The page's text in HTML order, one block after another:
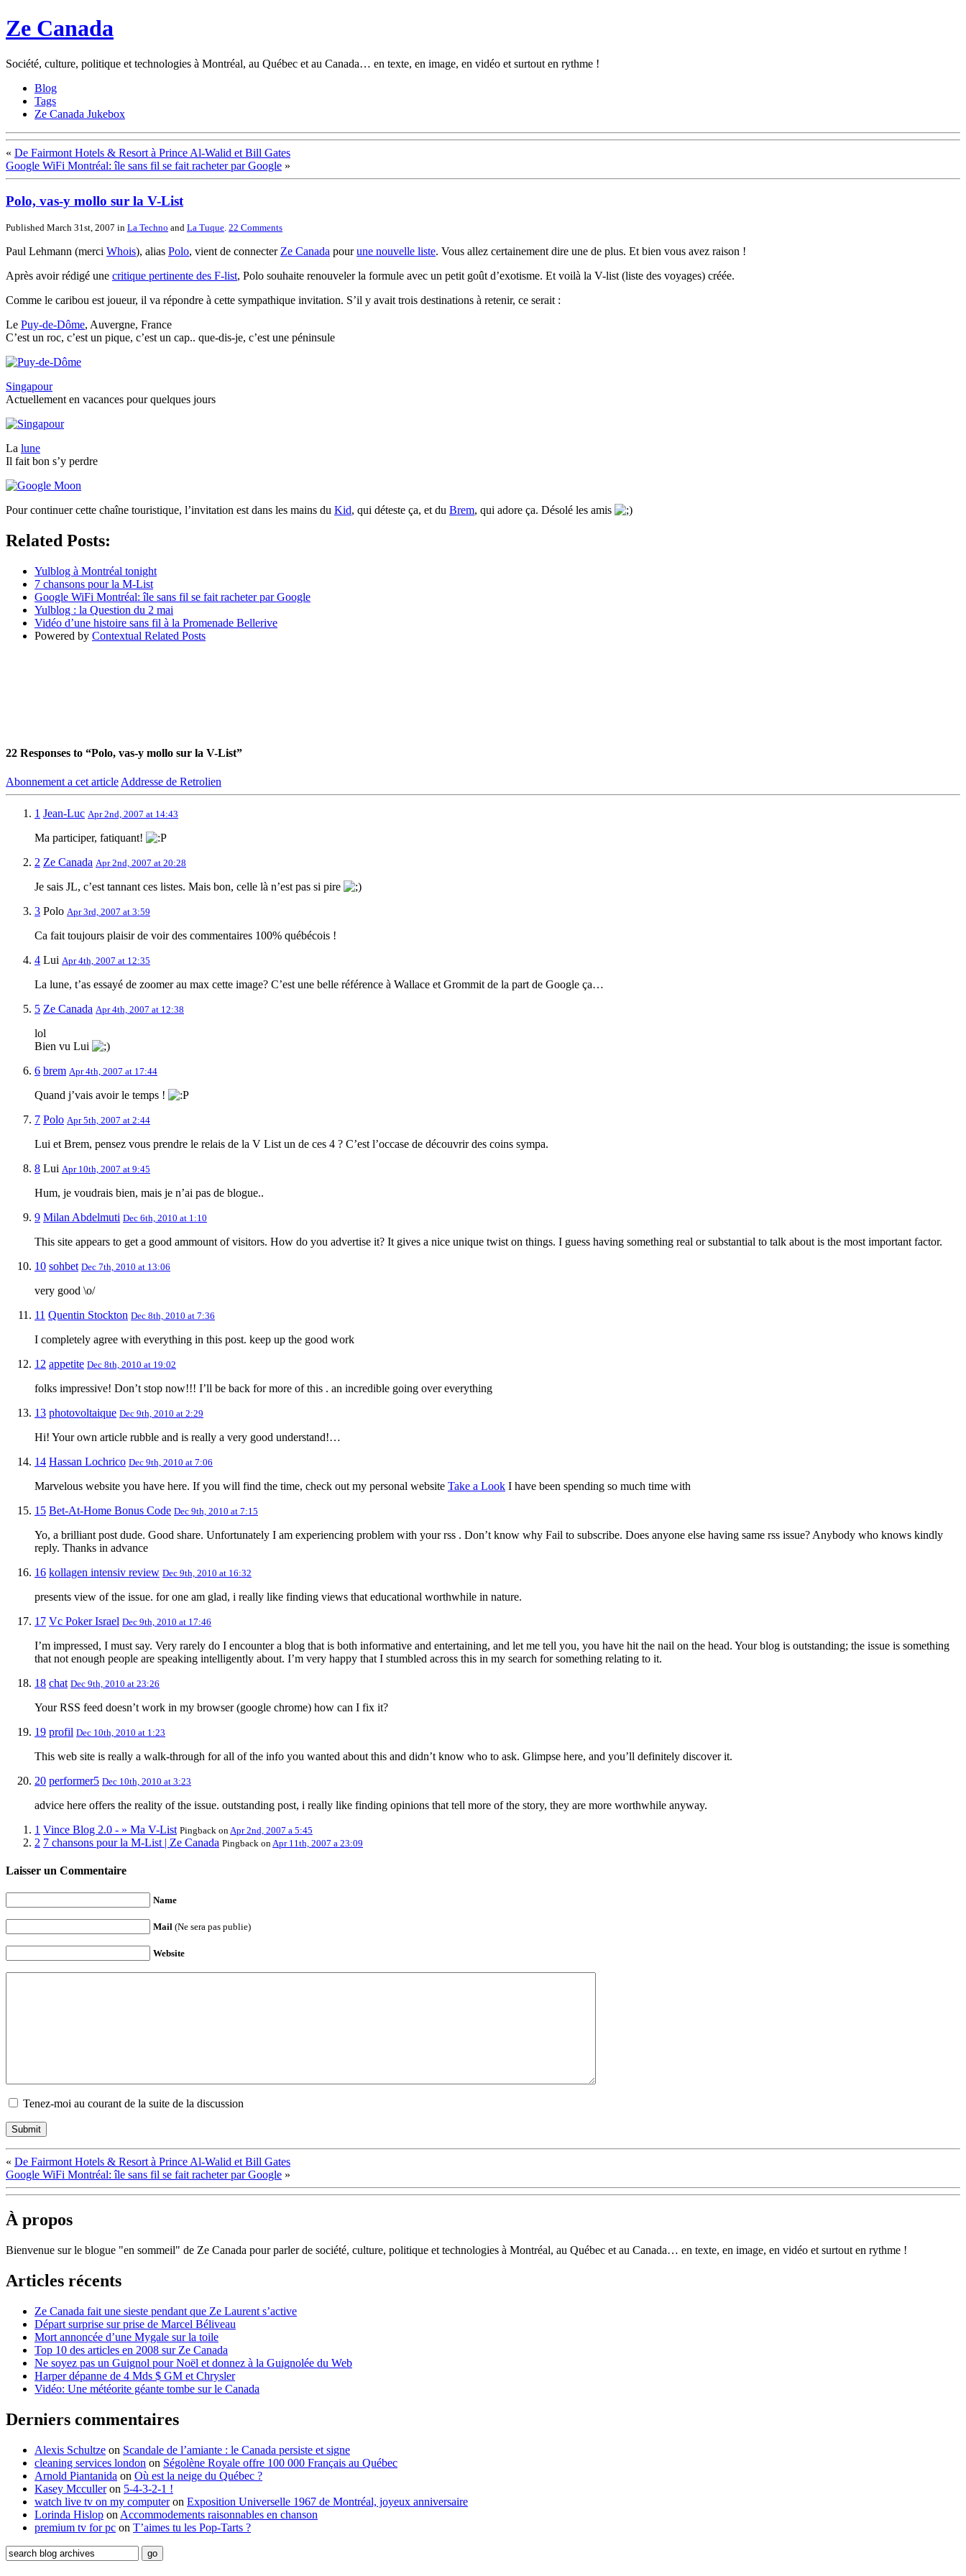
Ze Canada
Société, culture, politique et technologies à Montréal, au Québec et au Canada… en texte, en image, en vidéo et surtout en rythme !
Blog
Tags
Ze Canada Jukebox
« De Fairmont Hotels & Resort à Prince Al-Walid et Bill Gates
Google WiFi Montréal: île sans fil se fait racheter par Google »
Polo, vas-y mollo sur la V-List
Published March 31st, 2007 in La Techno and La Tuque. 22 Comments
Paul Lehmann (merci Whois), alias Polo, vient de connecter Ze Canada pourune nouvelle liste. Vous allez certainement dire une de plus. Et bien vous avez raison !
Après avoir rédigé une critique pertinente des F-list, Polo souhaite renouveler la formule avec un petit goût d’exotisme. Et voilà la V-list (liste des voyages) créée.
Comme le caribou est joueur, il va répondre à cette sympathique invitation. S’il y avait trois destinations à retenir, ce serait :
Le Puy-de-Dôme, Auvergne, France
C’est un roc, c’est un pique, c’est un cap.. que-dis-je, c’est une péninsule
Singapour
Actuellement en vacances pour quelques jours
La lune
Il fait bon s’y perdre
Pour continuer cette chaîne touristique, l’invitation est dans les mains du Kid, qui déteste ça, et du Brem, qui adore ça. Désolé les amis
Related Posts:
Yulblog à Montréal tonight
7 chansons pour la M-List
Google WiFi Montréal: île sans fil se fait racheter par Google
Yulblog : la Question du 2 mai
Vidéo d’une histoire sans fil à la Promenade Bellerive
Powered by Contextual Related Posts
22 Responses to “Polo, vas-y mollo sur la V-List”
Abonnement a cet article Addresse de Retrolien
1 Jean-Luc Apr 2nd, 2007 at 14:43
Ma participer, fatiquant!
2 Ze Canada Apr 2nd, 2007 at 20:28
Je sais JL, c’est tannant ces listes. Mais bon, celle là n’est pas si pire
3 Polo Apr 3rd, 2007 at 3:59
Ca fait toujours plaisir de voir des commentaires 100% québécois !
4 Lui Apr 4th, 2007 at 12:35
La lune, t’as essayé de zoomer au max cette image? C’est une belle référence à Wallace et Grommit de la part de Google ça…
5 Ze Canada Apr 4th, 2007 at 12:38
lol
Bien vu Lui
6 brem Apr 4th, 2007 at 17:44
Quand j’vais avoir le temps !
7 Polo Apr 5th, 2007 at 2:44
Lui et Brem, pensez vous prendre le relais de la V List un de ces 4 ? C’est l’occase de découvrir des coins sympa.
8 Lui Apr 10th, 2007 at 9:45
Hum, je voudrais bien, mais je n’ai pas de blogue..
9 Milan Abdelmuti Dec 6th, 2010 at 1:10
This site appears to get a good ammount of visitors. How do you advertise it? It gives a nice unique twist on things. I guess having something real or substantial to talk about is the most important factor.
10 sohbet Dec 7th, 2010 at 13:06
very good \o/
11 Quentin Stockton Dec 8th, 2010 at 7:36
I completely agree with everything in this post. keep up the good work
12 appetite Dec 8th, 2010 at 19:02
folks impressive! Don’t stop now!!! I’ll be back for more of this . an incredible going over everything
13 photovoltaique Dec 9th, 2010 at 2:29
Hi! Your own article rubble and is really a very good understand!…
14 Hassan Lochrico Dec 9th, 2010 at 7:06
Marvelous website you have here. If you will find the time, check out my personal website Take a Look I have been spending so much time with
15 Bet-At-Home Bonus Code Dec 9th, 2010 at 7:15
Yo, a brilliant post dude. Good share. Unfortunately I am experiencing problem with your rss . Don’t know why Fail to subscribe. Does anyone else having same rss issue? Anybody who knows kindly
reply. Thanks in advance
16 kollagen intensiv review Dec 9th, 2010 at 16:32
presents view of the issue. for one am glad, i really like finding views that educational worthwhile in nature.
17 Vc Poker Israel Dec 9th, 2010 at 17:46
I’m impressed, I must say. Very rarely do I encounter a blog that is both informative and entertaining, and let me tell you, you have hit the nail on the head. Your blog is outstanding; the issue is something
that not enough people are speaking intelligently about. I’m very happy that I stumbled across this in my search for something relating to it.
18 chat Dec 9th, 2010 at 23:26
Your RSS feed doesn’t work in my browser (google chrome) how can I fix it?
19 profil Dec 10th, 2010 at 1:23
This web site is really a walk-through for all of the info you wanted about this and didn’t know who to ask. Glimpse here, and you’ll definitely discover it.
20 performer5 Dec 10th, 2010 at 3:23
advice here offers the reality of the issue. outstanding post, i really like finding opinions that tell more of the story, they are more worthwhile anyway.
1 Vince Blog 2.0 - » Ma V-List Pingback on Apr 2nd, 2007 a 5:45
2 7 chansons pour la M-List | Ze Canada Pingback on Apr 11th, 2007 a 23:09
Laisser un Commentaire
Name
Mail (Ne sera pas publie)
Website
Tenez-moi au courant de la suite de la discussion
« De Fairmont Hotels & Resort à Prince Al-Walid et Bill Gates
Google WiFi Montréal: île sans fil se fait racheter par Google »
À propos
Bienvenue sur le blogue "en sommeil" de Ze Canada pour parler de société, culture, politique et technologies à Montréal, au Québec et au Canada… en texte, en image, en vidéo et surtout en rythme !
Articles récents
Ze Canada fait une sieste pendant que Ze Laurent s’active
Départ surprise sur prise de Marcel Béliveau
Mort annoncée d’une Mygale sur la toile
Top 10 des articles en 2008 sur Ze Canada
Ne soyez pas un Guignol pour Noël et donnez à la Guignolée du Web
Harper dépanne de 4 Mds $ GM et Chrysler
Vidéo: Une météorite géante tombe sur le Canada
Derniers commentaires
Alexis Schultze on Scandale de l’amiante : le Canada persiste et signe
cleaning services london on Ségolène Royale offre 100 000 Français au Québec
Arnold Piantanida on Où est la neige du Québec ?
Kasey Mcculleron 5-4-3-2-1 !
watch live tv on my computeron Exposition Universelle 1967 de Montréal, joyeux anniversaire
Lorinda Hislop on Accommodements raisonnables en chanson
premium tv for pc on T’aimes tu les Pop-Tarts ?